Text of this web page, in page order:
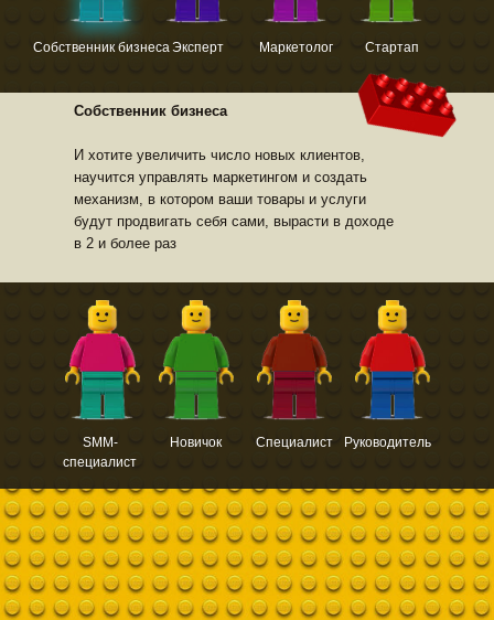
Собственник бизнеса
Собственник бизнеса
И хотите увеличить число новых клиентов,
научится управлять маркетингом и создать
механизм, в котором ваши товары и услуги
будут продвигать себя сами, вырасти в доходе
в 2 и более раз
Эксперт Маркетолог Стартап
SMM-
специалист
Новичок Специалист Руководитель